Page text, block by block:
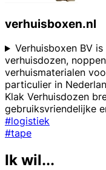
verhuisboxen.nl
Verhuisboxen BV
verhuisdozen,
verhuismaterialen
particulier in
Klak Verhuisdozen
gebruiksvriendelijke
#logistiek
#tape
Ik wil...